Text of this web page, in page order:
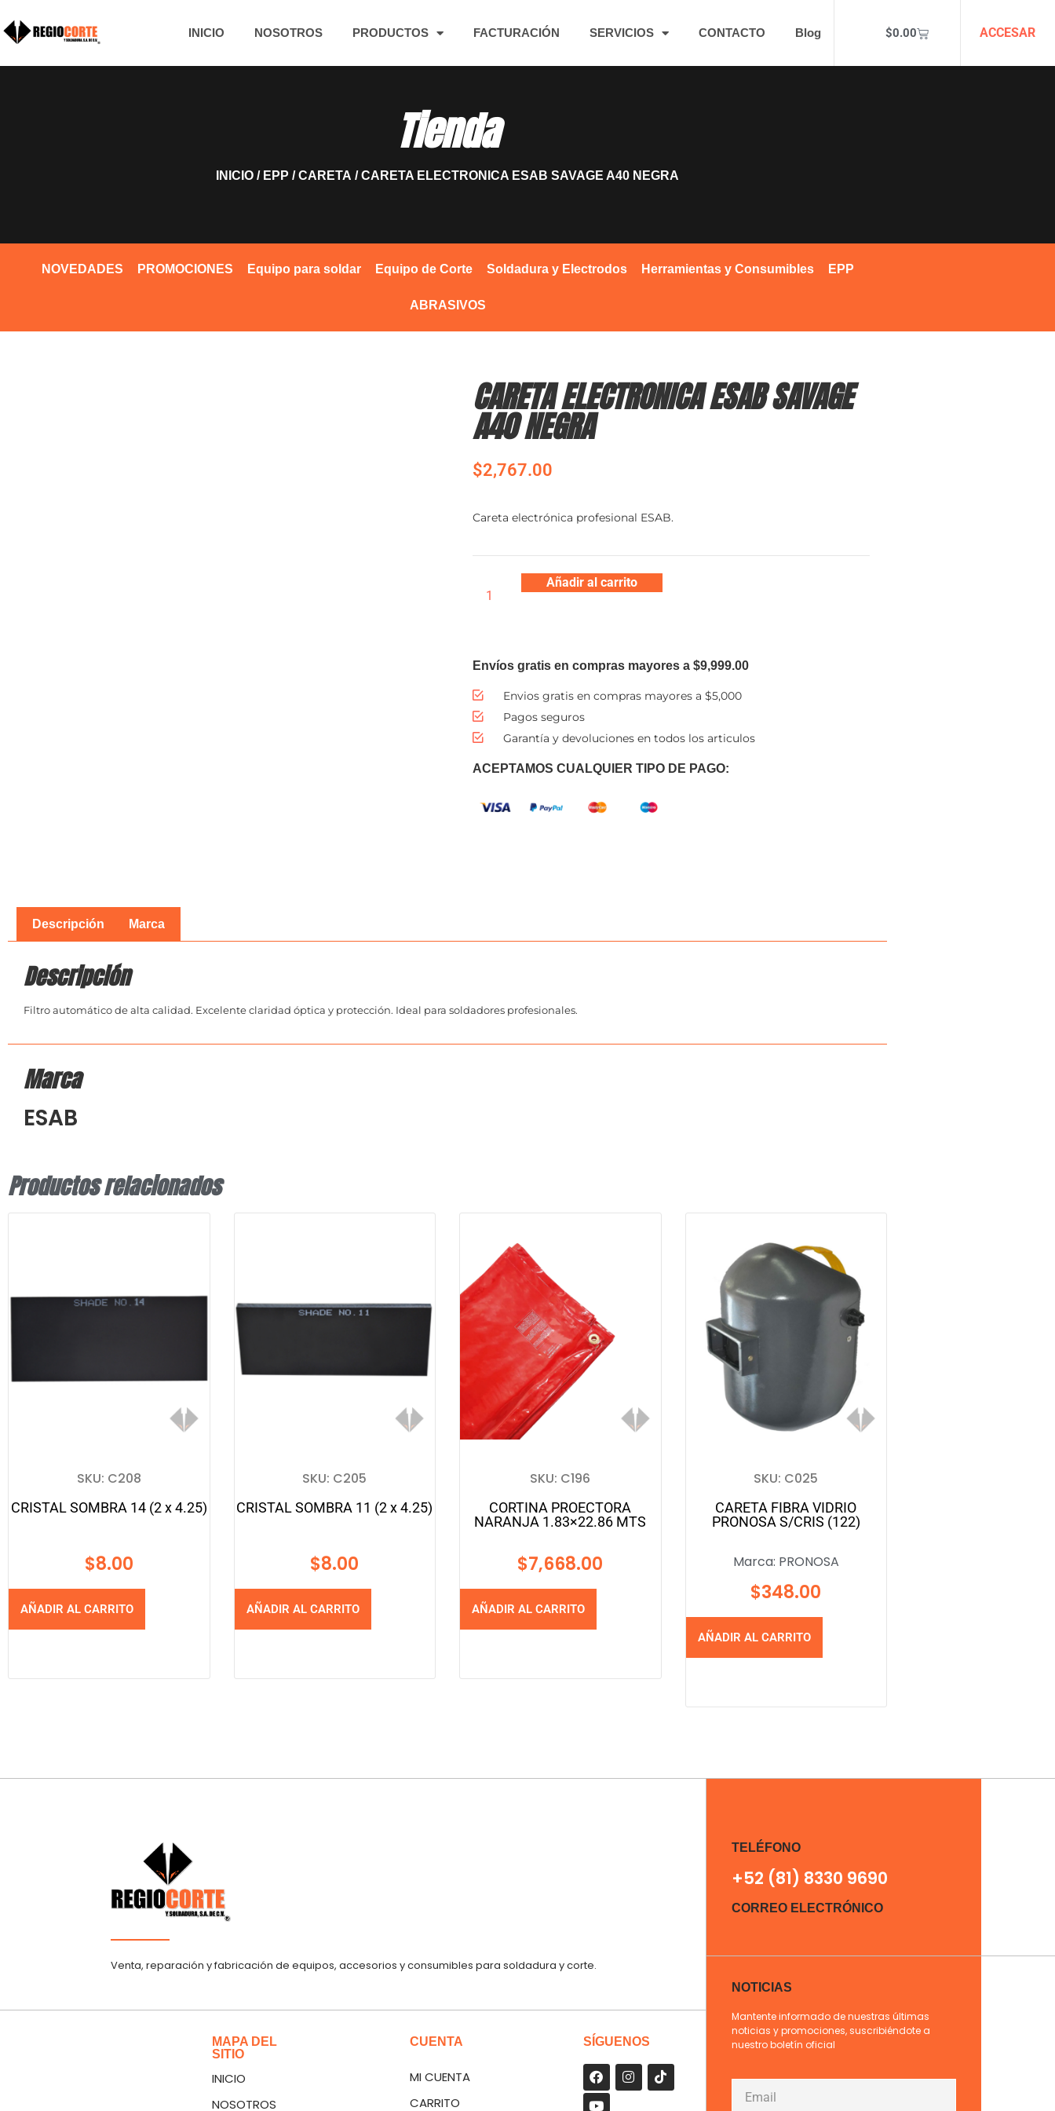
INICIO NOSOTROS PRODUCTOS FACTURACIÓN SERVICIOS CONTACTO Blog $0.00 ACCESAR
Tienda
INICIO / EPP /CARETA / CARETA ELECTRONICA ESAB SAVAGE A40 NEGRA
NOVEDADES PROMOCIONES Equipo para soldar Equipo de Corte Soldadura y Electrodos Herramientas y Consumibles EPP
ABRASIVOS
CARETA ELECTRONICA ESAB SAVAGE
A40 NEGRA
$2,767.00
Careta electrónica profesional ESAB.
Añadir al carrito
Envíos gratis en compras mayores a $9,999.00
Envios gratis en compras mayores a $5,000
Pagos seguros
Garantía y devoluciones en todos los articulos
ACEPTAMOS CUALQUIER TIPO DE PAGO:
Descripción Marca
Descripción
Filtro automático de alta calidad. Excelente claridad óptica y protección. Ideal para soldadores profesionales.
Marca
ESAB
Productos relacionados
SKU: C208
CRISTAL SOMBRA 14 (2 x 4.25)
$8.00
AÑADIR AL CARRITO
SKU: C205
CRISTAL SOMBRA 11 (2 x 4.25)
$8.00
AÑADIR AL CARRITO
SKU: C196
CORTINA PROECTORA
NARANJA 1.83×22.86 MTS
$7,668.00
AÑADIR AL CARRITO
SKU: C025
CARETA FIBRA VIDRIO
PRONOSA S/CRIS (122)
Marca: PRONOSA
$348.00
AÑADIR AL CARRITO
Venta, reparación y fabricación de equipos, accesorios y consumibles para soldadura y corte.
MAPA DEL
SITIO
INICIO
NOSOTROS
CUENTA
MI CUENTA
CARRITO
SÍGUENOS
TELÉFONO
+52 (81) 8330 9690
CORREO ELECTRÓNICO
NOTICIAS
Mantente informado de nuestras últimas
noticias y promociones, suscribiéndote a
nuestro boletín oficial